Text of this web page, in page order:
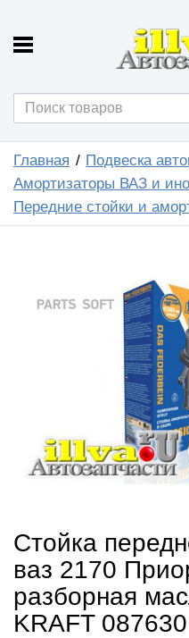
Главная
Подвеска
Амортизаторы ВАЗ и
Передние стойки и
Стойка
ваз 2170
разборная
KRAFT 087630